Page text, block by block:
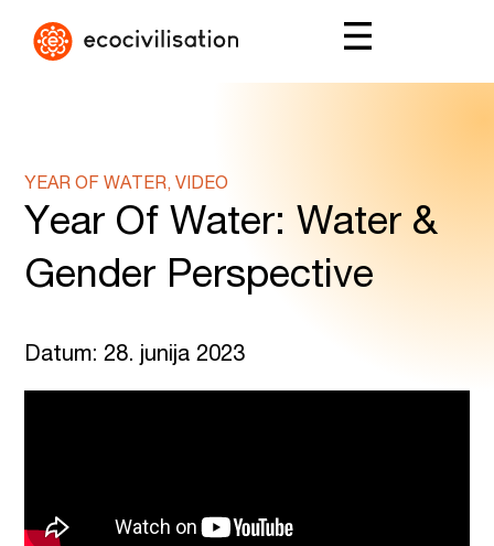
YEAR OF WATER, VIDEO
Year Of Water: Water &
Gender Perspective
Datum: 28. junija 2023